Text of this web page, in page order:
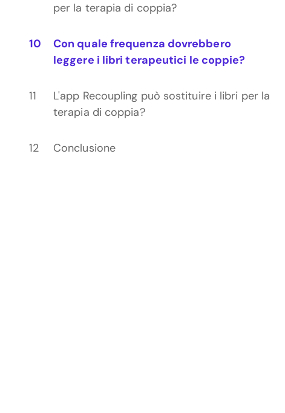
per la terapia di coppia?
Con quale frequenza dovrebbero
leggere i libri terapeutici le coppie?
L'app Recoupling può sostituire i libri per la
terapia di coppia?
Conclusione